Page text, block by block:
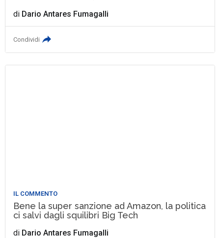
di Dario Antares Fumagalli
Condividi
IL COMMENTO
Bene la super sanzione ad Amazon, la politica
ci salvi dagli squilibri Big Tech
di Dario Antares Fumagalli